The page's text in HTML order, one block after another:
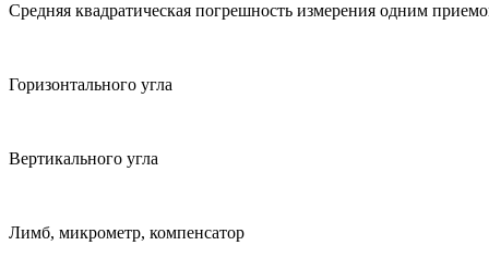
Средняя квадратическая погрешность измерения одним
Горизонтального угла
Вертикального угла
Лимб, микрометр, компенсатор